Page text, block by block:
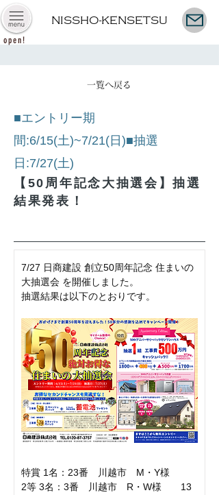
NISSHO-KENSETSU
open!
一覧へ戻る
■エントリー期
間:6/15(土)~7/21(日)■抽選
日:7/27(土)
【50周年記念大抽選会】抽選
結果発表！
7/27 日商建設 創立50周年記念 住まいの
大抽選会 を開催しました。
抽選結果は以下のとおりです。
特賞 1名：23番　川越市　M・Y様
2等 3名：3番　川越市　R・W様　　13